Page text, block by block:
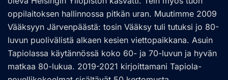
oppilaitoksen hallinnossa pitkän uran. Muutimme 2009
Vääksyyn Järvenpäästä: tosin Vääksy tuli tutuksi jo 80-
luvun puolivälistä alkaen kesien viettopaikkana. Asuin
Tapiolassa käytännössä koko 60- ja 70-luvun ja hyvän
matkaa 80-lukua. 2019-2021 kirjoittamani Tapiola-